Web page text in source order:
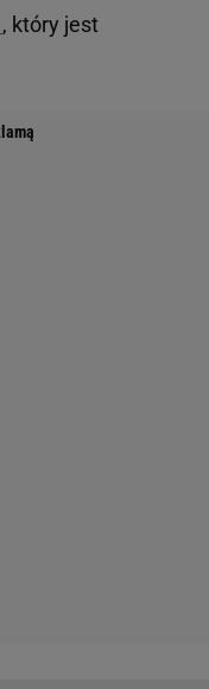
, który jest